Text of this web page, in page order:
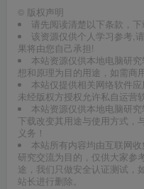
© 版权声明
请先阅读清楚以下条款，
该资源仅供个人学习参考,
果将由您自己承担!
本站资源仅供本地电脑研
想和原理为目的用途，如需商
本站仅提供相关网络软件
未经版权方授权允许私自运营
本站资源仅供本地电脑研
下载改变其用途与使用方式，
义务！
本站所有内容均由互联网
研究交流为目的，仅供大家参
途，我们只做安全认证测试，
站长进行删除。